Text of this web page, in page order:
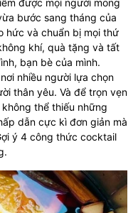
được mọi người mong
bước sang tháng của
hức và chuẩn bị mọi thứ
khí, quà tặng và tất
bạn bè của mình.
nhiều người lựa chọn
thân yêu. Và để trọn vẹn
thể thiếu những
dẫn cực kì đơn giản mà
ý 4 công thức cocktail